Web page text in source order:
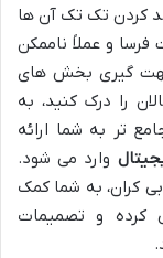
کردن تک تک آن ها
فرسا و عملاً ناممکن
جهت گیری بخش های
را درک کنید، به
تر به شما ارائه
وارد می شود.
کران، به شما کمک
کرده و تصمیمات